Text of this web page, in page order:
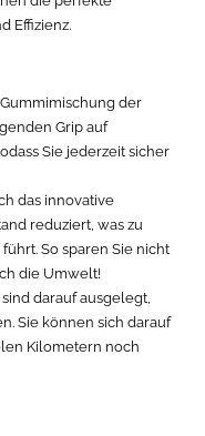
Effizienz.
der
Grip auf
Sie jederzeit sicher
das innovative
reduziert, was zu
So sparen Sie nicht
die Umwelt!
darauf ausgelegt,
Sie können sich darauf
Kilometern noch